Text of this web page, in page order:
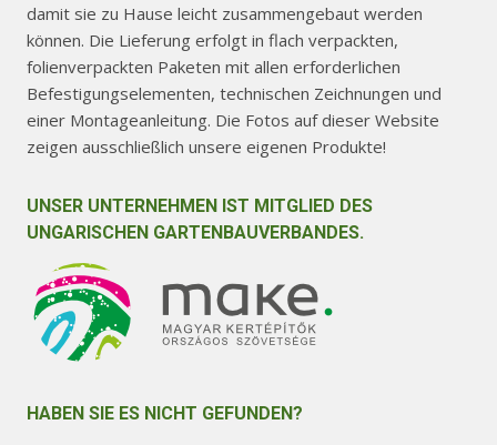
damit sie zu Hause leicht zusammengebaut werden
können. Die Lieferung erfolgt in flach verpackten,
folienverpackten Paketen mit allen erforderlichen
Befestigungselementen, technischen Zeichnungen und
einer Montageanleitung. Die Fotos auf dieser Website
zeigen ausschließlich unsere eigenen Produkte!
UNSER UNTERNEHMEN IST MITGLIED DES
UNGARISCHEN GARTENBAUVERBANDES.
HABEN SIE ES NICHT GEFUNDEN?